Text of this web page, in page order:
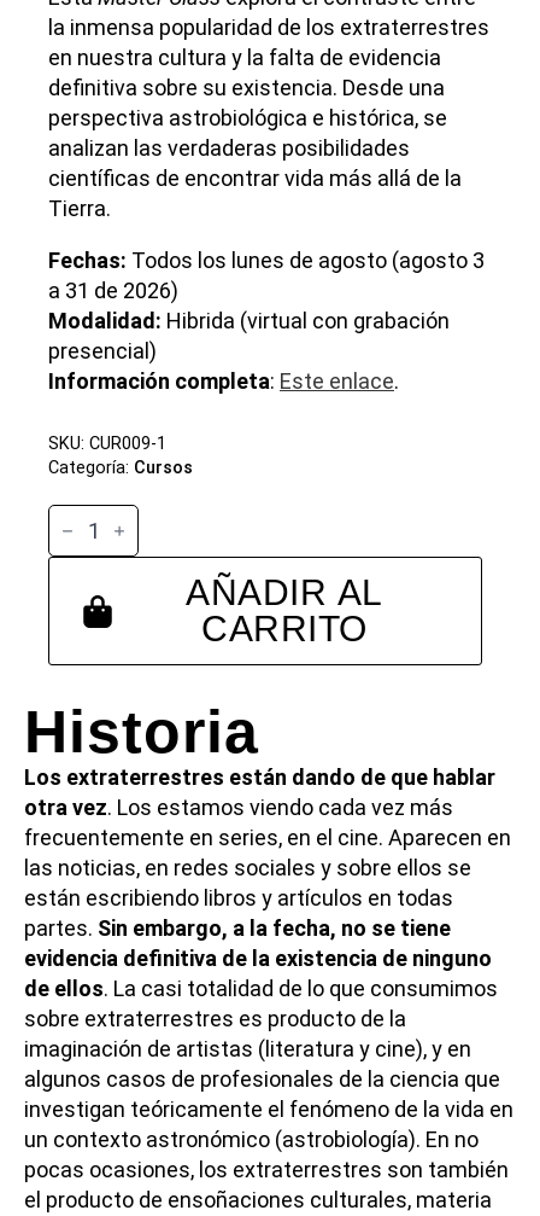
la inmensa popularidad de los extraterrestres
en nuestra cultura y la falta de evidencia
definitiva sobre su existencia. Desde una
perspectiva astrobiológica e histórica, se
analizan las verdaderas posibilidades
científicas de encontrar vida más allá de la
Tierra.
Fechas: Todos los lunes de agosto (agosto 3
a 31 de 2026)
Modalidad: Hibrida (virtual con grabación
presencial)
Información completa: Este enlace.
SKU: CUR009-1
Categoría: Cursos
Extraterrestres
cantidad
AÑADIR AL
CARRITO
Historia
Los extraterrestres están dando de que hablar
otra vez. Los estamos viendo cada vez más
frecuentemente en series, en el cine. Aparecen en
las noticias, en redes sociales y sobre ellos se
están escribiendo libros y artículos en todas
partes. Sin embargo, a la fecha, no se tiene
evidencia definitiva de la existencia de ninguno
de ellos. La casi totalidad de lo que consumimos
sobre extraterrestres es producto de la
imaginación de artistas (literatura y cine), y en
algunos casos de profesionales de la ciencia que
investigan teóricamente el fenómeno de la vida en
un contexto astronómico (astrobiología). En no
pocas ocasiones, los extraterrestres son también
el producto de ensoñaciones culturales, materia